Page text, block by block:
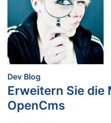
Dev Blog
Erweitern Sie die
OpenCms